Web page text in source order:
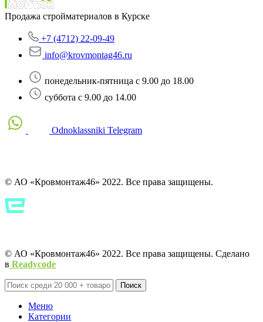
Продажа стройматериалов в Курске
+7 (4712) 22-09-49
info@krovmontag46.ru
понедельник-пятница с 9.00 до 18.00
суббота с 9.00 до 14.00
Odnoklassniki Telegram
© АО «Кровмонтаж46» 2022. Все права защищены.
© АО «Кровмонтаж46» 2022. Все права защищены. Сделано
в Readycode
Поиск
Меню
Категории